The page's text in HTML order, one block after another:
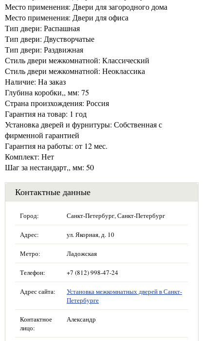
Место применения: Двери для загородного дома
Место применения: Двери для офиса
Тип двери: Распашная
Тип двери: Двустворчатые
Тип двери: Раздвижная
Стиль двери межкомнатной: Классический
Стиль двери межкомнатной: Неоклассика
Наличие: На заказ
Глубина коробки,, мм: 75
Страна произхождения: Россия
Гарантия на товар: 1 год
Установка дверей и фурнитуры: Собственная с
фирменной гарантией
Гарантия на работы: от 12 мес.
Комплект: Нет
Шаг за нестандарт,, мм: 50
Контактные данные
Город: Санкт-Петербург, Санкт-Петербург
Адрес: ул. Якорная, д. 10
Метро: Ладожская
Телефон: +7 (812) 998-47-24
Адрес сайта:
Установка межкомнатных дверей в Санкт-
Петербурге
Контактное
лицо:
Александр